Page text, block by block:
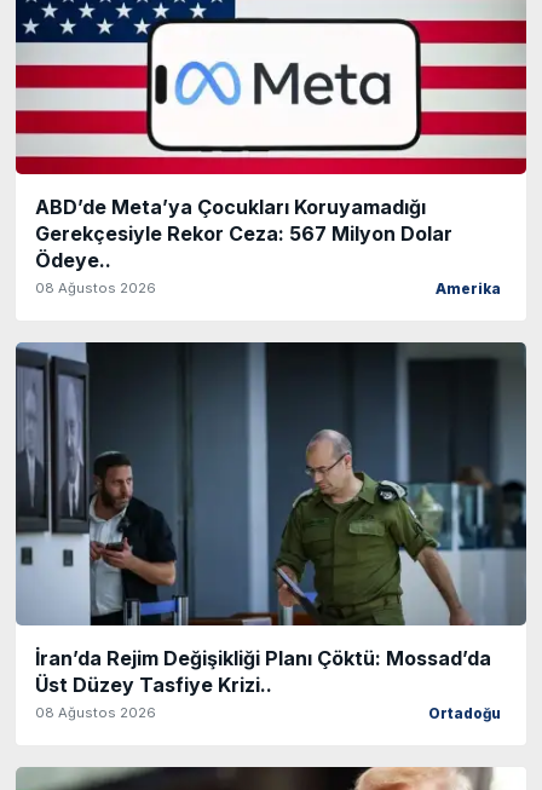
ABD’de Meta’ya Çocukları Koruyamadığı
Gerekçesiyle Rekor Ceza: 567 Milyon Dolar
Ödeye..
08 Ağustos 2026 Amerika
İran’da Rejim Değişikliği Planı Çöktü: Mossad’da
Üst Düzey Tasfiye Krizi..
08 Ağustos 2026 Ortadoğu